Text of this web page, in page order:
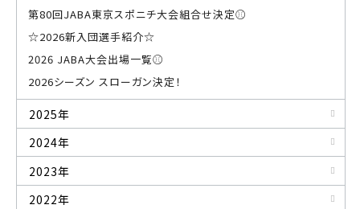
第80回JABA東京スポニチ大会組合せ決定⚾
☆2026新入団選手紹介☆
2026 JABA大会出場一覧⚾
2026シーズン スローガン決定！
2025年
2024年
2023年
2022年